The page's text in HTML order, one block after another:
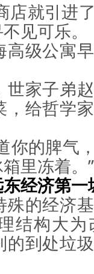
店就引进
见可乐。
级公寓
家子弟
给哲学
你的脾气
里冻着。”
经济第
的经济
结构大
的到处垃